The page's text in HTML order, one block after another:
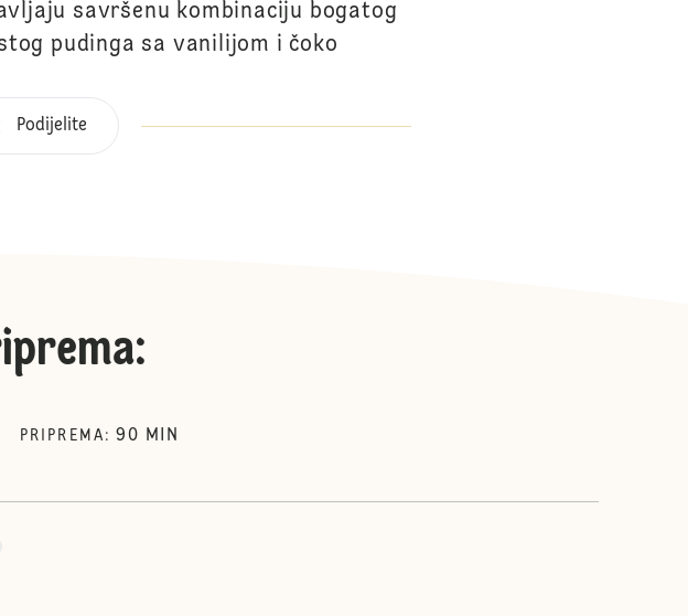
savršenu kombinaciju bogatog
pudinga sa vanilijom i čoko
Podijelite
:
PRIPREMA : 90 MIN